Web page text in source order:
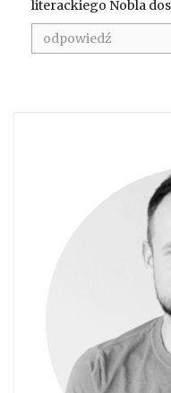
literackiego Nobla